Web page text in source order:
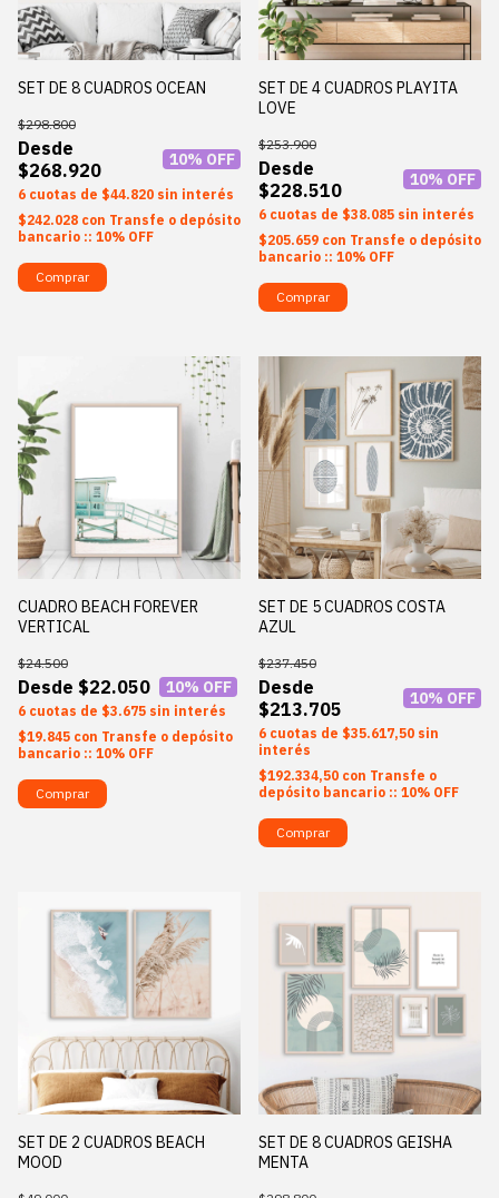
SET DE 8 CUADROS OCEAN
$268.920
$298.800
10% OFF
6 $44.820 sin interés
$242.028 con Transfe o depósito
bancario :: 10% OFF
Comprar
SET DE 4 CUADROS PLAYITA
LOVE
$228.510
$253.900
10% OFF
6 $38.085 sin interés
$205.659 con Transfe o depósito
bancario :: 10% OFF
Comprar
CUADRO BEACH FOREVER
VERTICAL
$22.050
$24.500
10% OFF
6 $3.675 sin interés
$19.845 con Transfe o depósito
bancario :: 10% OFF
Comprar
SET DE 5 CUADROS COSTA
AZUL
$213.705
$237.450
10% OFF
6 $35.617,50 sin
interés
$192.334,50 con Transfe o
depósito bancario :: 10% OFF
Comprar
SET DE 2 CUADROS BEACH
MOOD
SET DE 8 CUADROS GEISHA
MENTA